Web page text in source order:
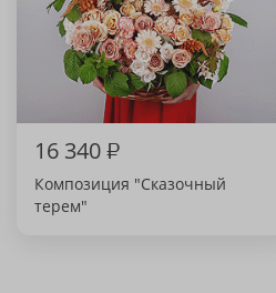
16 340₽
Композиция "Сказочный
терем"